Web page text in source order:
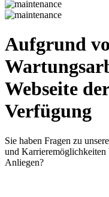
Aufgrund
Webseite
Verfügung
Sie haben Fragen zu
und Karrieremöglichkeiten
Anliegen?